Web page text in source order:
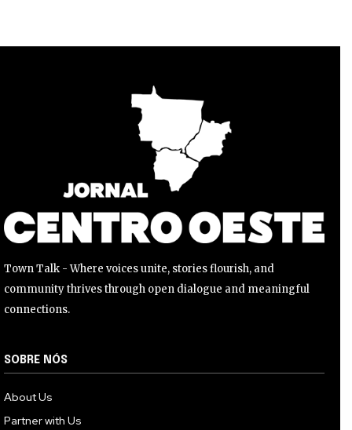
INSCREVER
Li e aceito aPolítica de Privacidade
Town Talk - Where voices unite, stories flourish, and
community thrives through open dialogue and meaningful
connections.
SOBRE NÓS
About Us
Partner with Us